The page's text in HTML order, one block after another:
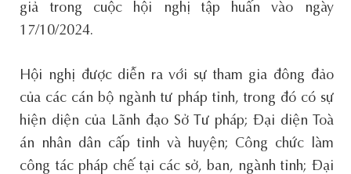
giả trong cuộc hội nghị tập huấn vào ngày
17/10/2024.
Hội nghị được diễn ra với sự tham gia đông đảo
của các cán bộ ngành tư pháp tỉnh, trong đó có sự
hiện diện của Lãnh đạo Sở Tư pháp; Đại diện Toà
án nhân dân cấp tỉnh và huyện; Công chức làm
công tác pháp chế tại các sở, ban, ngành tỉnh; Đại